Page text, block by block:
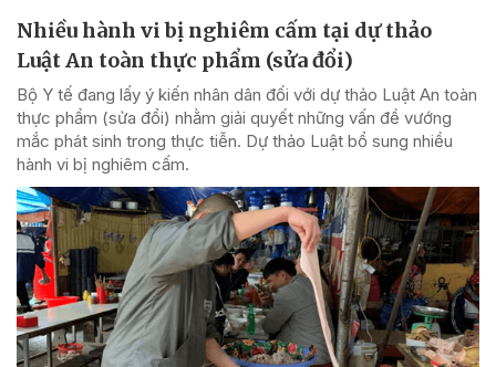
Nhiều hành vi bị nghiêm cấm tại dự thảo
Luật An toàn thực phẩm (sửa đổi)
Bộ Y tế đang lấy ý kiến nhân dân đối với dự thảo Luật An toàn
thực phẩm (sửa đổi) nhằm giải quyết những vấn đề vướng
mắc phát sinh trong thực tiễn. Dự thảo Luật bổ sung nhiều
hành vi bị nghiêm cấm.